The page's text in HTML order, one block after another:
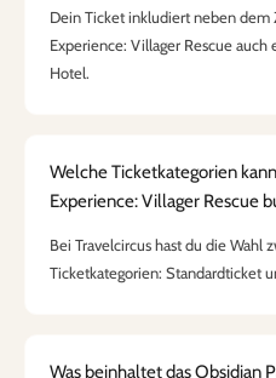
Dein Ticket inkludiert neben
Experience: Villager Rescue
Hotel.
Welche Ticketkategorien
Experience: Villager Rescue
Bei Travelcircus hast du die Wahl
Ticketkategorien: Standardticket
Was beinhaltet das Obsidian